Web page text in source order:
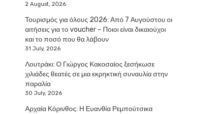
2 August, 2026
Τουρισμός για όλους 2026: Από 7 Αυγούστου οι
αιτήσεις για το voucher – Ποιοι είναι δικαιούχοι
και το ποσό που θα λάβουν
31 July, 2026
Λουτράκι: Ο Γιώργος Κακοσαίος ξεσήκωσε
χιλιάδες θεατές σε μια εκρηκτική συναυλία στην
παραλία
30 July, 2026
Αρχαία Κόρινθος: Η Ευανθία Ρεμπούτσικα